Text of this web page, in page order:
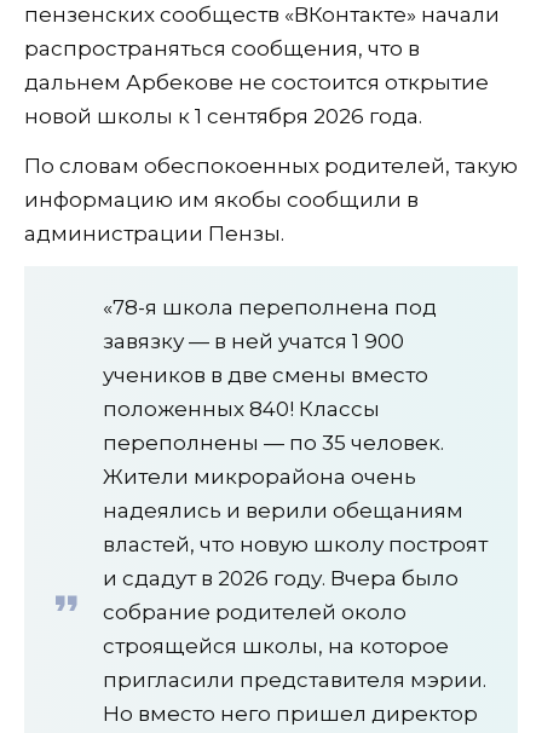
пензенских сообществ «ВКонтакте» начали
распространяться сообщения, что в
дальнем Арбекове не состоится открытие
новой школы к 1 сентября 2026 года.
По словам обеспокоенных родителей, такую
информацию им якобы сообщили в
администрации Пензы.
«78-я школа переполнена под
завязку — в ней учатся 1 900
учеников в две смены вместо
положенных 840! Классы
переполнены — по 35 человек.
Жители микрорайона очень
надеялись и верили обещаниям
властей, что новую школу построят
и сдадут в 2026 году. Вчера было
собрание родителей около
строящейся школы, на которое
пригласили представителя мэрии.
Но вместо него пришел директор